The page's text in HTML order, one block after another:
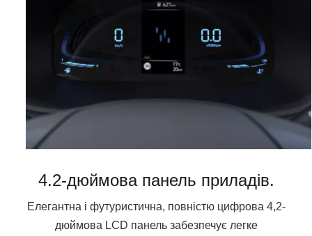
4.2-дюймова панель приладів.
Елегантна і футуристична, повністю цифрова 4,2-
дюймова LCD панель забезпечує легке